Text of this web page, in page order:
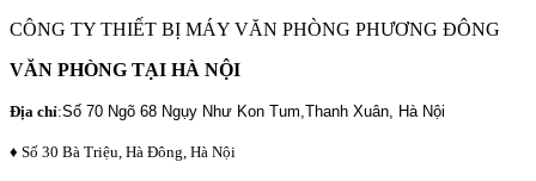
CÔNG TY THIẾT BỊ MÁY VĂN PHÒNG PHƯƠNG ĐÔNG
VĂN PHÒNG TẠI HÀ NỘI
Địa chỉ:Số 70 Ngõ 68 Ngụy Như Kon Tum,Thanh Xuân, Hà Nội
♦ Số 30 Bà Triệu, Hà Đông, Hà Nội